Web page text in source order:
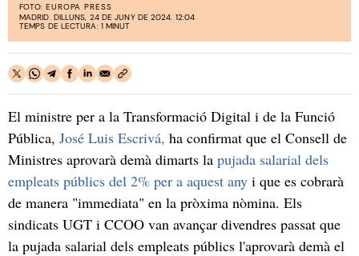
FOTO: EUROPA PRESS
MADRID. DILLUNS, 24 DE JUNY DE 2024. 12:04
TEMPS DE LECTURA: 1 MINUT
El ministre per a la Transformació Digital i de la Funció
Pública, José Luis Escrivá, ha confirmat que el Consell de
Ministres aprovarà demà dimarts la pujada salarial dels
empleats públics del 2% per a aquest any i que es cobrarà
de manera "immediata" en la pròxima nòmina. Els
sindicats UGT i CCOO van avançar divendres passat que
la pujada salarial dels empleats públics l'aprovarà demà el